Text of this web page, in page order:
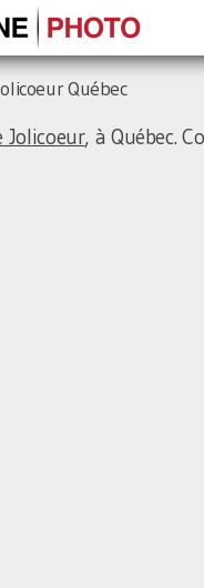
Québec
Jolicoeur, à Québec.